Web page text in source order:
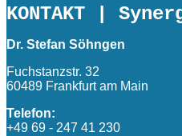
KONTAKT |
Dr. Stefan Söhngen
Fuchstanzstr. 32
60489 Frankfurt am Main
Telefon:
+49 69 - 247 41 230